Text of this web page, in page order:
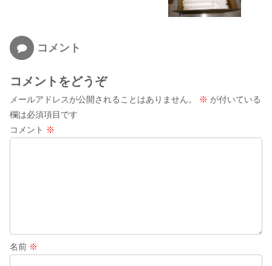
コメント
コメントをどうぞ
メールアドレスが公開されることはありません。 ※ が付いている
欄は必須項目です
コメント ※
名前 ※